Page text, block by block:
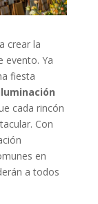
crear la
evento. Ya
fiesta
cada rincón
Con
en
a todos